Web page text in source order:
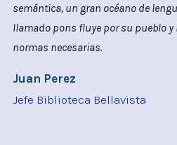
semántica, un gran océano de
llamado pons fluye por su pueblo y
normas necesarias.
Juan Perez
Jefe Biblioteca Bellavista